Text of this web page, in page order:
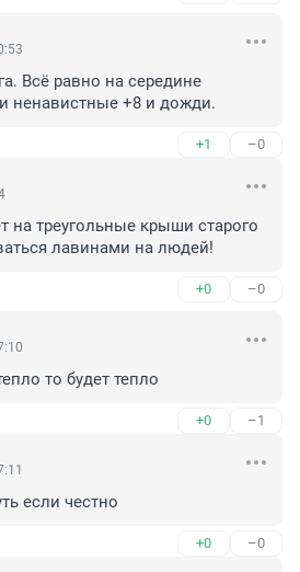
Всё равно на середине
ненавистные +8 и дожди.
+1 –0
на треугольные крыши старого
лавинами на людей!
+0 –0
то будет тепло
+0 –1
если честно
+0 –0